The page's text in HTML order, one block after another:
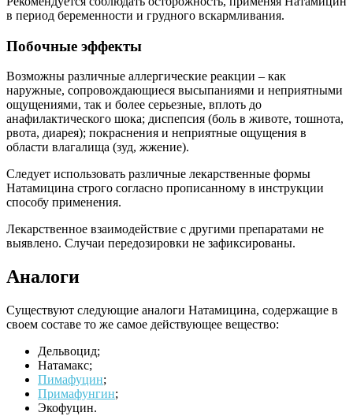
в период беременности и грудного вскармливания.
Побочные эффекты
Возможны различные аллергические реакции – как
наружные, сопровождающиеся высыпаниями и неприятными
ощущениями, так и более серьезные, вплоть до
анафилактического шока; диспепсия (боль в животе, тошнота,
рвота, диарея); покраснения и неприятные ощущения в
области влагалища (зуд, жжение).
Следует использовать различные лекарственные формы
Натамицина строго согласно прописанному в инструкции
способу применения.
Лекарственное взаимодействие с другими препаратами не
выявлено. Случаи передозировки не зафиксированы.
Аналоги
Существуют следующие аналоги Натамицина, содержащие в
своем составе то же самое действующее вещество:
Дельвоцид;
Натамакс;
Пимафуцин;
Примафунгин;
Экофуцин.